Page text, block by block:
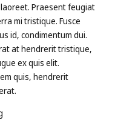
Praesent feugiat
mi tristique. Fusce
id, condimentum dui.
at hendrerit tristique,
ex quis elit.
quis, hendrerit